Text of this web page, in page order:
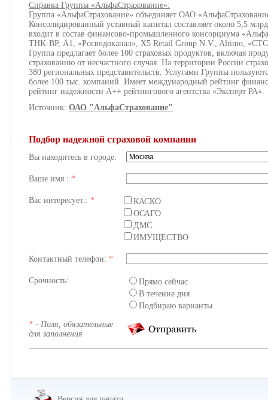
Справка Группы «АльфаСтрахование»:
Группа «АльфаСтрахование» объединяет ОАО
Консолидированный уставный капитал составляет около 5,5
входит в состав финансово-промышленного консорциума
TНK-BP, А1, «Росводоканал», X5 Retail Group N.V., Altimo,
Группа предлагает более 100 страховых продуктов, включая
страхованию от несчастного случая. На территории России
380 региональных представительств. Услугами Группы
более 100 тыс. компаний. Имеет международный рейтинг
рейтинг надежности А++ рейтингового агентства «Эксперт РА».
Источник: ОАО "АльфаСтрахование"
Подбор надежной страховой компании
Вы находитесь в городе:
Ваше имя : *
Вас интересует:: *
КАСКО
ОСАГО
ДМС
ИМУЩЕСТВО
Контактный телефон: *
Срочность:
Прямо сейчас
В течение дня
Подбираю варианты
* - Поля, обязательные
для заполнения